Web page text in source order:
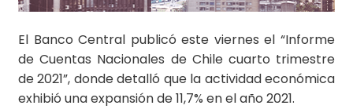
El Banco Central publicó este viernes el “Informe
de Cuentas Nacionales de Chile cuarto trimestre
de 2021”, donde detalló que la actividad económica
exhibió una expansión de 11,7% en el año 2021.